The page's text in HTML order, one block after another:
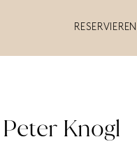
RESERVIEREN
Knogl